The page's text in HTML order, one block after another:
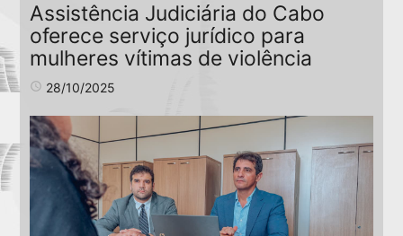
Assistência Judiciária do Cabo
oferece serviço jurídico para
mulheres vítimas de violência
access_time 28/10/2025